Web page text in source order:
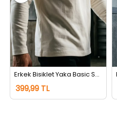
Erkek Bisiklet Yaka Basic Sweatshirt Krem
399,99 TL